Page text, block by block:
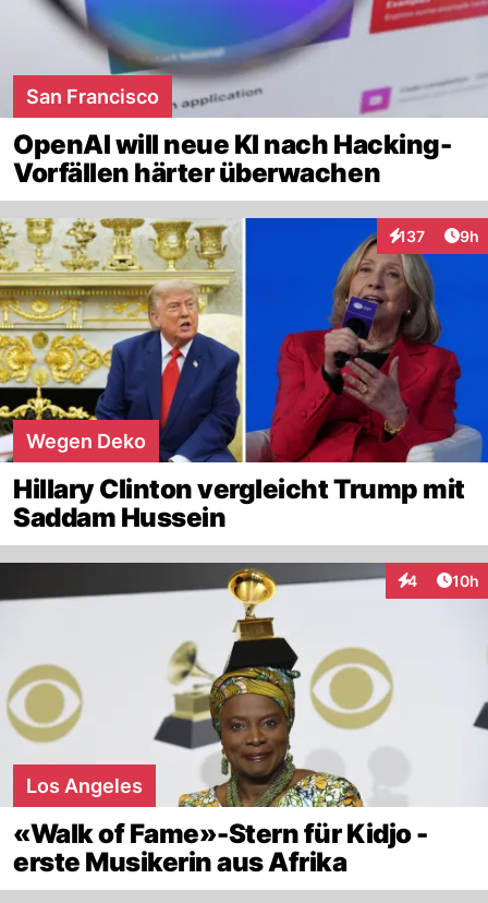
San Francisco
OpenAI will neue KI nach Hacking-
Vorfällen härter überwachen
137
Interaktionen
9h
Wegen Deko
Hillary Clinton vergleicht Trump mit
Saddam Hussein
4
Interaktionen
10h
Los Angeles
«Walk of Fame»-Stern für Kidjo -
erste Musikerin aus Afrika